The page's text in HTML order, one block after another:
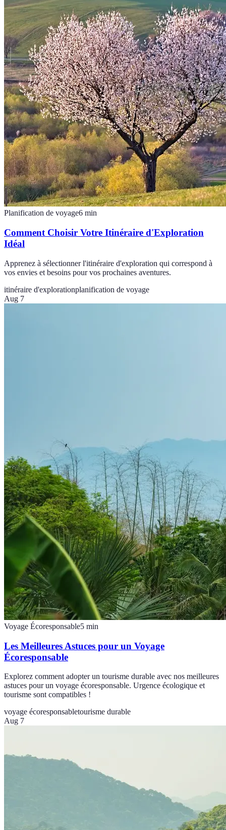
Planification de voyage6 min
Comment Choisir Votre Itinéraire d'Exploration
Idéal
Apprenez à sélectionner l'itinéraire d'exploration qui correspond à
vos envies et besoins pour vos prochaines aventures.
itinéraire d'explorationplanification de voyage
Aug 7
Voyage Écoresponsable5 min
Les Meilleures Astuces pour un Voyage
Écoresponsable
Explorez comment adopter un tourisme durable avec nos meilleures
astuces pour un voyage écoresponsable. Urgence écologique et
tourisme sont compatibles !
voyage écoresponsabletourisme durable
Aug 7